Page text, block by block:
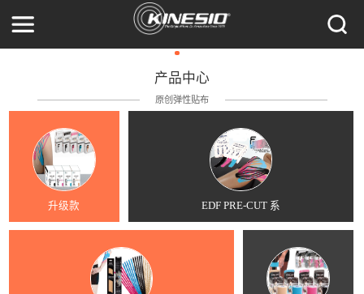
产品中心
原创弹性贴布
升级款 EDF PRE-CUT 系